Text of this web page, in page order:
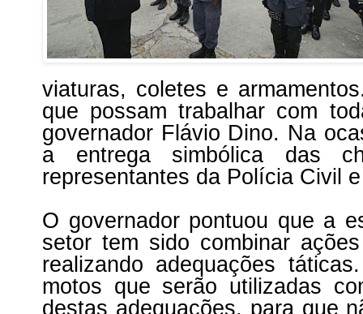
viaturas, coletes e
que possam trabalhar com
governador Flávio Dino. Na
a entrega simbólica das
representantes da Polícia Civil
O governador pontuou que a
setor tem sido combinar
realizando adequações
motos que serão utilizadas
destas adequações, para que